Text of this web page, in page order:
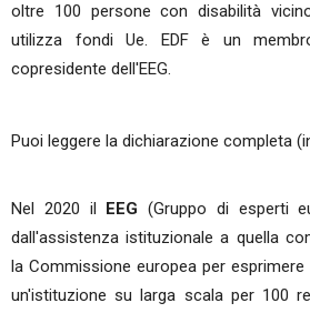
oltre 100 persone con disabilità
utilizza fondi Ue. EDF è un
copresidente dell'EEG.
Puoi leggere la dichiarazione completa
Nel 2020 il EEG(Gruppo di esperti
dall'assistenza istituzionale a quella
la Commissione europea per
un'istituzione su larga scala per 100